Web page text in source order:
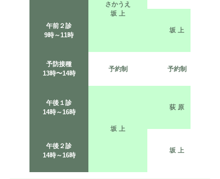
さかうえ
坂 上
午前 ２診
9時～11時
坂 上
予防接種
13時〜14時
予約制 予約制
午後 １診
14時～16時
坂 上
荻 原
午後 ２診
14時～16時
坂 上